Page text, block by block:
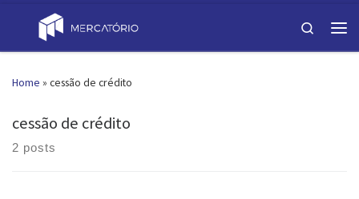
Skip to content
Search
Home » cessão de crédito
cessão de crédito
2 posts